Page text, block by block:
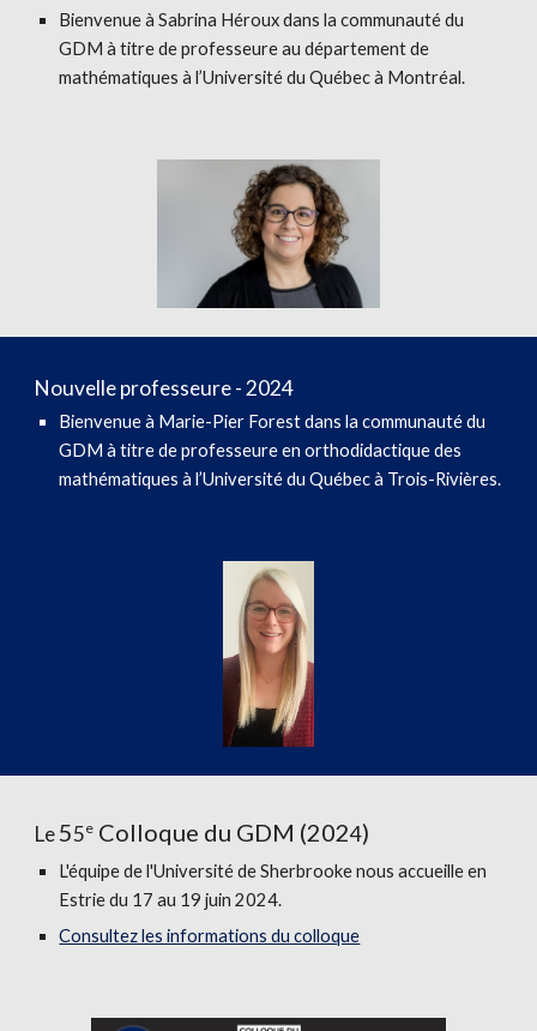
Bienvenue àSabrina Hérouxdans la communauté du
GDM à titre deprofesseure au département de
mathématiques à l’Université du Québec à Montréal.
Nouvelle professeure - 2024
Bienvenue à Marie-Pier Forest dans la communauté du
GDM à titre de professeure en orthodidactique des
mathématiques à l’Université du Québec à Trois-Rivières.
Le55e Colloque du GDM (2024)
L'équipe de l'Université de Sherbrooke nous accueille en
Estrie du 17 au 19 juin 2024.
Consultez les informations du colloque